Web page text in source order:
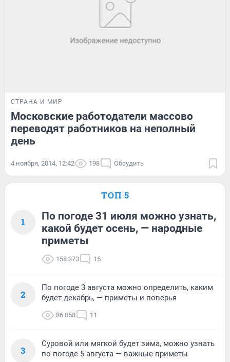
СТРАНА И МИР
Московские работодатели массово
переводят работников на неполный
день
4 ноября, 2014, 12:42 198 Обсудить
ТОП 5
1
По погоде 31 июля можно узнать,
какой будет осень, — народные
приметы
158 373 15
2
По погоде 3 августа можно определить, каким
будет декабрь, — приметы и поверья
86 858 11
3
Суровой или мягкой будет зима, можно узнать
по погоде 5 августа — важные приметы